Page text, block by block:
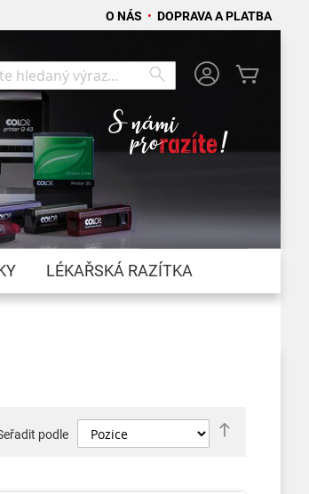
O NÁS • DOPRAVA A PLATBA
Search
LÉKAŘSKÁ RAZÍTKA
podle